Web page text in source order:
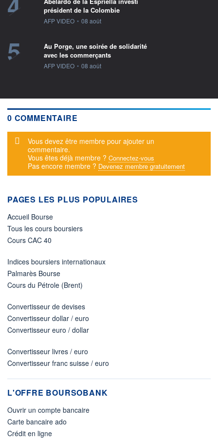
président de la Colombie
information fournie par
AFP VIDEO • 08 août
5
Au Porge, une soirée de solidarité
avec les commerçants
information fournie par
AFP VIDEO • 08 août
0 COMMENTAIRE
Message d'alerte
Vous devez être membre pour ajouter un
commentaire.
Vous êtes déjà membre ? Connectez-vous
Pas encore membre ? Devenez membre gratuitement
PAGES LES PLUS POPULAIRES
Accueil Bourse
Tous les cours boursiers
Cours CAC 40
Indices boursiers internationaux
Palmarès Bourse
Cours du Pétrole (Brent)
Convertisseur de devises
Convertisseur dollar / euro
Convertisseur euro / dollar
Convertisseur livres / euro
Convertisseur franc suisse / euro
L'OFFRE BOURSOBANK
Ouvrir un compte bancaire
Carte bancaire ado
Crédit en ligne